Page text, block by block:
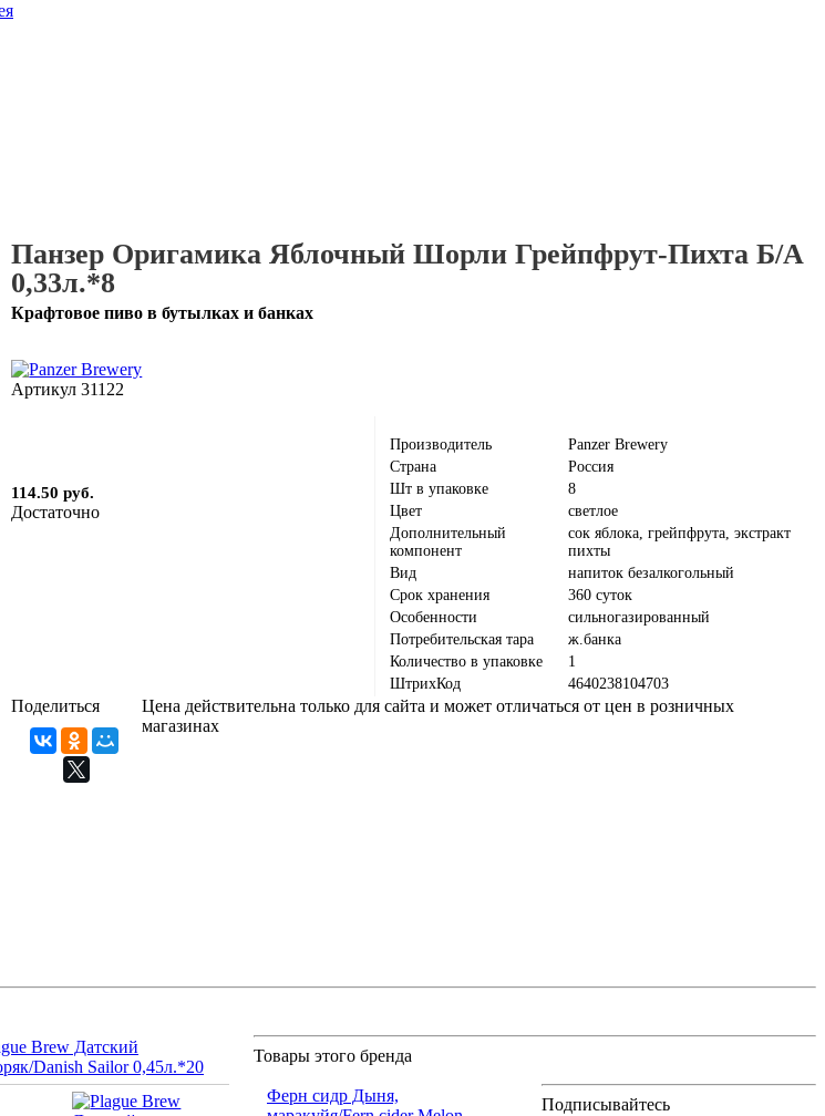
Панзер Оригамика Яблочный Шорли Грейпфрут-Пихта Б/А
0,33л.*8
Крафтовое пиво в бутылках и банках
Артикул 31122
114.50 руб.
Достаточно
Производитель
Panzer Brewery
Страна
Россия
Шт в упаковке
8
Цвет
светлое
Дополнительный
компонент
сок яблока, грейпфрута, экстракт
пихты
Вид
напиток безалкогольный
Срок хранения
360 суток
Особенности
сильногазированный
Потребительская тара
ж.банка
Количество в упаковке
1
ШтрихКод
4640238104703
Поделиться
Цена действительна только для сайта и может отличаться от цен в розничных
магазинах
Brew Датский
Danish Sailor 0,45л.*20
Товары этого бренда
Ферн сидр Дыня,
Подписывайтесь